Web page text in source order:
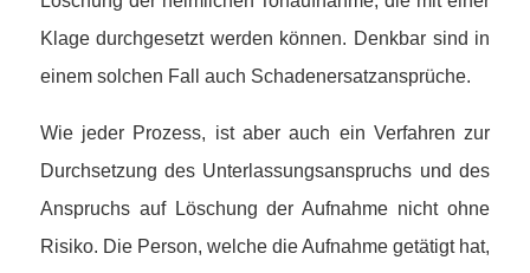
Klage durchgesetzt werden können. Denkbar sind in
einem solchen Fall auch Schadenersatzansprüche.
Wie jeder Prozess, ist aber auch ein Verfahren zur
Durchsetzung des Unterlassungsanspruchs und des
Anspruchs auf Löschung der Aufnahme nicht ohne
Risiko. Die Person, welche die Aufnahme getätigt hat,